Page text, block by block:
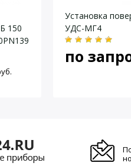
150
Установка
УДС-МГ4
по